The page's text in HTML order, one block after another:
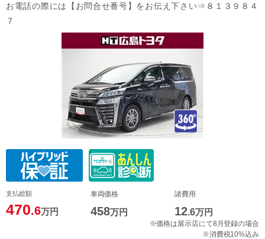
お電話の際には【お問合せ番号】をお伝え下さい⇒８１３９８４
７
支払総額
470.6万円
車両価格
458万円
諸費用
12.6万円
※価格は展示店にて8月登録の場合
※消費税10%込み